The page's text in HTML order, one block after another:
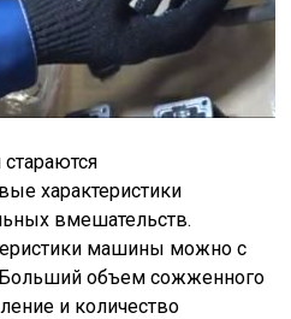
характеристики
вмешательств.
машины можно с
объем сожженного
и количество